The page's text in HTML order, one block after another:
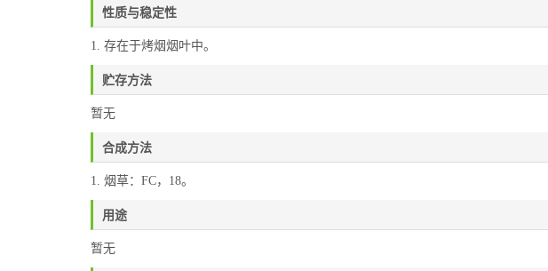
性质与稳定性
1. 存在于烤烟烟叶中。
贮存方法
暂无
合成方法
1. 烟草：FC，18。
用途
暂无